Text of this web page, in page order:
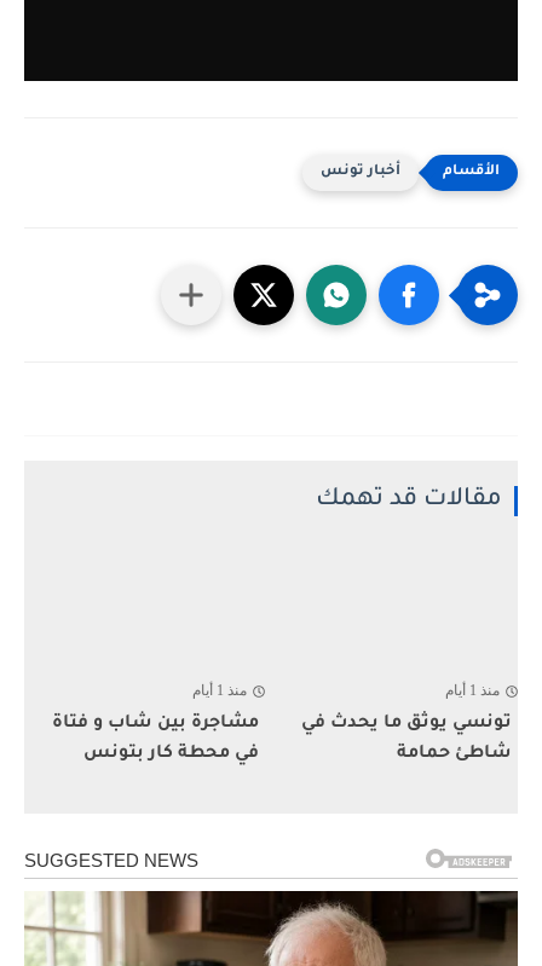
أخبار تونس
مقالات قد تهمك
منذ 1 أيام
تونسي يوثق ما يحدث في
شاطئ حمامة
منذ 1 أيام
مشاجرة بين شاب و فتاة
في محطة كار بتونس